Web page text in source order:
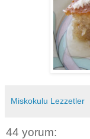
Miskokulu Lezzetler
44 yorum: